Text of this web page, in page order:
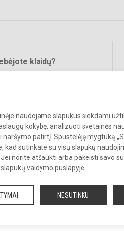
naudojame slapukus siekdami
kokybę, analizuoti svetainės
patirtį. Spustelėję mygtuką
kad sutinkate su visų slapukų
norite atšaukti arba pakeisti savo
slapukų valdymo puslapyje
NESUTINKU
klaidų?
Kazimiero Paltaroko gimnazija. Visos
be raštiško įstaigos administracijos sutikimo